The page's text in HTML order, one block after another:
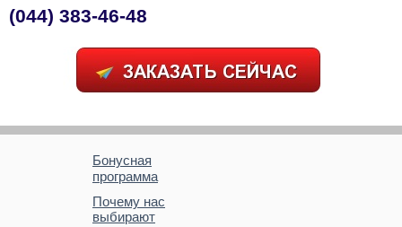
(044) 383-46-48
Бонусная
программа
Почему нас
выбирают